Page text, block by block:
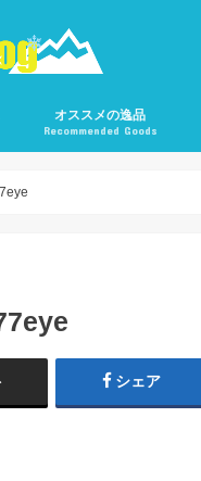
オススメの逸品
Recommended Goods
シェア